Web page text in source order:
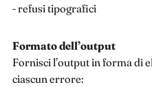
- refusi tipografici
Formato dell’output
Fornisci l’output in forma di
ciascun errore: